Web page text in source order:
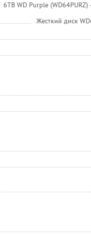
6TB WD Purple
Жесткий диск